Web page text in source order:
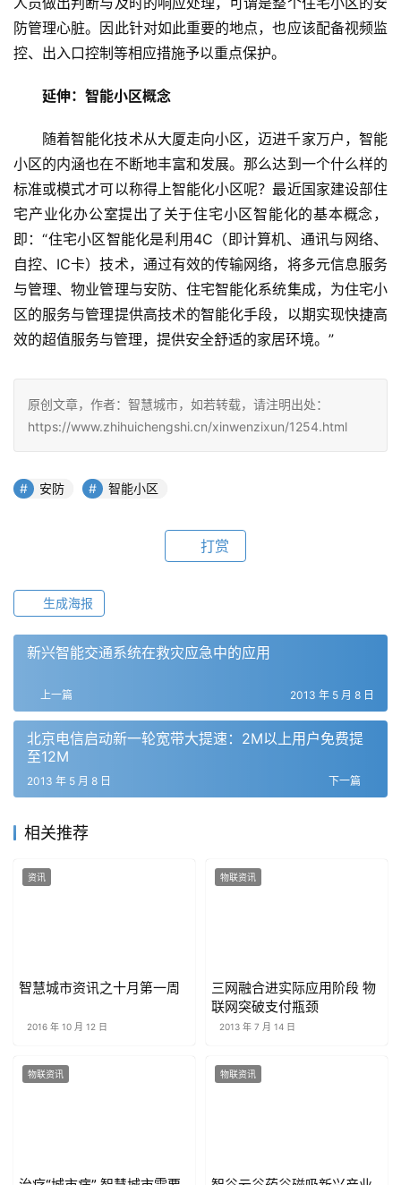
防管理心脏。因此针对如此重要的地点，也应该配备视频监
控、出入口控制等相应措施予以重点保护。
延伸：智能小区概念
随着智能化技术从大厦走向小区，迈进千家万户，智能
小区的内涵也在不断地丰富和发展。那么达到一个什么样的
标准或模式才可以称得上智能化小区呢？最近国家建设部住
宅产业化办公室提出了关于住宅小区智能化的基本概念，
即：“住宅小区智能化是利用4C（即计算机、通讯与网络、
自控、IC卡）技术，通过有效的传输网络，将多元信息服务
与管理、物业管理与安防、住宅智能化系统集成，为住宅小
区的服务与管理提供高技术的智能化手段，以期实现快捷高
效的超值服务与管理，提供安全舒适的家居环境。”
原创文章，作者：智慧城市，如若转载，请注明出处：
https://www.zhihuichengshi.cn/xinwenzixun/1254.html
安防 智能小区
打赏
生成海报
新兴智能交通系统在救灾应急中的应用
上一篇 2013 年 5 月 8 日
北京电信启动新一轮宽带大提速：2M以上用户免费提
至12M
下一篇
2013 年 5 月 8 日
相关推荐
资讯
智慧城市资讯之十月第一周
2016 年 10 月 12 日
物联资讯
三网融合进实际应用阶段 物
联网突破支付瓶颈
2013 年 7 月 14 日
物联资讯 物联资讯